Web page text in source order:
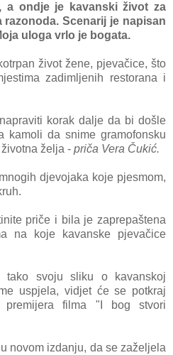
a ondje je kavanski život za
Scenarij je napisan
uloga vrlo je bogata.
život žene, pjevačice, što
zadimljenih restorana i
korak dalje da bi došle
kamoli da snime gramofonsku
želja - priča Vera Čukić.
djevojaka koje pjesmom,
priče i bila je zaprepaštena
na koje kavanske pjevačice
tako svoju sliku o kavanskoj
uspjela, vidjet će se potkraj
filma "I bog stvori
novom izdanju, da se zaželjela